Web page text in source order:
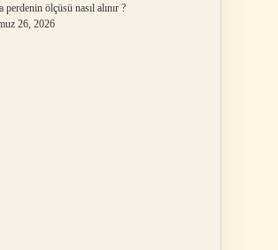
perdenin ölçüsü nasıl alınır ?
26, 2026